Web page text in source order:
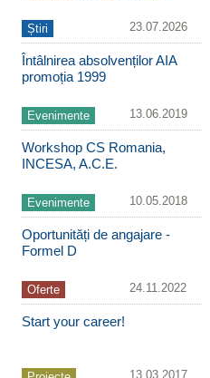
Știri 23.07.2026
Întâlnirea absolvenților AIA
promoția 1999
Evenimente 13.06.2019
Workshop CS Romania,
INCESA, A.C.E.
Evenimente 10.05.2018
Oportunități de angajare -
Formel D
Oferte 24.11.2022
Start your career!
13.03.2017